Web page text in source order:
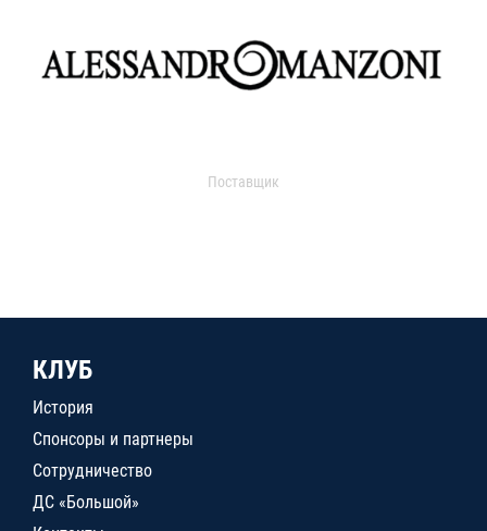
Поставщик
КЛУБ
История
Спонсоры и партнеры
Сотрудничество
ДС «Большой»